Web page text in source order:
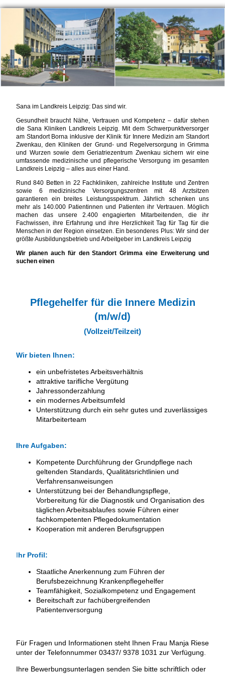
Sana im Landkreis Leipzig: Das sind wir.
Gesundheit braucht Nähe, Vertrauen und Kompetenz – dafür stehen
die Sana Kliniken Landkreis Leipzig. Mit dem Schwerpunktversorger
am Standort Borna inklusive der Klinik für Innere Medizin am Standort
Zwenkau, den Kliniken der Grund- und Regelversorgung in Grimma
und Wurzen sowie dem Geriatriezentrum Zwenkau sichern wir eine
umfassende medizinische und pflegerische Versorgung im gesamten
Landkreis Leipzig – alles aus einer Hand.
Rund 840 Betten in 22 Fachkliniken, zahlreiche Institute und Zentren
sowie 6 medizinische Versorgungszentren mit 48 Arztsitzen
garantieren ein breites Leistungsspektrum. Jährlich schenken uns
mehr als 140.000 Patientinnen und Patienten ihr Vertrauen. Möglich
machen das unsere 2.400 engagierten Mitarbeitenden, die ihr
Fachwissen, ihre Erfahrung und ihre Herzlichkeit Tag für Tag für die
Menschen in der Region einsetzen. Ein besonderes Plus: Wir sind der
größte Ausbildungsbetrieb und Arbeitgeber im Landkreis Leipzig
Wir planen auch für den Standort Grimma eine Erweiterung und
suchen einen
Pflegehelfer für die Innere Medizin
(m/w/d)
(Vollzeit/Teilzeit)
Wir bieten Ihnen:
ein unbefristetes Arbeitsverhältnis
attraktive tarifliche Vergütung
Jahressonderzahlung
ein modernes Arbeitsumfeld
Unterstützung durch ein sehr gutes und zuverlässiges
Mitarbeiterteam
Ihre Aufgaben:
Kompetente Durchführung der Grundpflege nach
geltenden Standards, Qualitätsrichtlinien und
Verfahrensanweisungen
Unterstützung bei der Behandlungspflege,
Vorbereitung für die Diagnostik und Organisation des
täglichen Arbeitsablaufes sowie Führen einer
fachkompetenten Pflegedokumentation
Kooperation mit anderen Berufsgruppen
Ihr Profil:
Staatliche Anerkennung zum Führen der
Berufsbezeichnung Krankenpflegehelfer
Teamfähigkeit, Sozialkompetenz und Engagement
Bereitschaft zur fachübergreifenden
Patientenversorgung
Für Fragen und Informationen steht Ihnen Frau Manja Riese
unter der Telefonnummer 03437/ 9378 1031 zur Verfügung.
Ihre Bewerbungsunterlagen senden Sie bitte schriftlich oder